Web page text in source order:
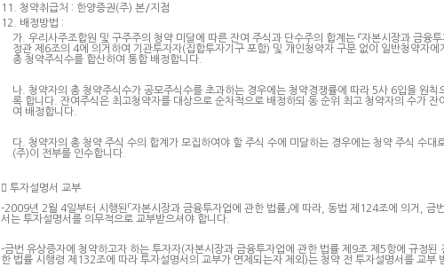
11. 청약취급처 : 한양증권(주) 본/지점
12. 배정방법 :
가. 우리사주조합원 및 구주주의 청약 미달에 따른 잔여 주식과 단수주의 합계는 『자본시장과 금융
정관 제6조의 4에 의거하여 기관투자자(집합투자기구 포함) 및 개인청약자 구분 없이 일반청약자
총 청약주식수를 합산하여 통합 배정합니다.
나. 청약자의 총 청약주식수가 공모주식수를 초과하는 경우에는 청약경쟁률에 따라 5사 6입을 원
록 합니다. 잔여주식은 최고청약자를 대상으로 순차적으로 배정하되 동 순위 최고 청약자의 수가
여 배정합니다.
다. 청약자의 총 청약 주식 수의 합계가 모집하여야 할 주식 수에 미달하는 경우에는 청약 주식 수대
(주)이 전부를 인수합니다.
투자설명서 교부
-2009년 2월 4일부터 시행된「자본시장과 금융투자업에 관한 법률」에 따라, 동법 제124조에 의거, 금
서는 투자설명서를 의무적으로 교부받으셔야 합니다.
-금번 유상증자에 청약하고자 하는 투자자(자본시장과 금융투자업에 관한 법률 제9조 제5항에 규정된
한 법률 시행령 제132조에 따라 투자설명서의 교부가 면제되는자 제외)는 청약 전 투자설명서를 교부